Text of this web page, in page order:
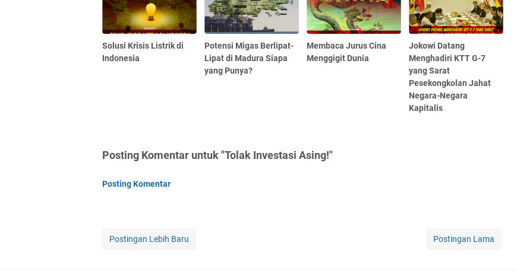
Solusi Krisis Listrik di
Indonesia
Potensi Migas Berlipat-
Lipat di Madura Siapa
yang Punya?
Membaca Jurus Cina
Menggigit Dunia
Jokowi Datang
Menghadiri KTT G-7
yang Sarat
Pesekongkolan Jahat
Negara-Negara
Kapitalis
Posting Komentar untuk "Tolak Investasi Asing!"
Posting Komentar
Postingan Lebih Baru Postingan Lama